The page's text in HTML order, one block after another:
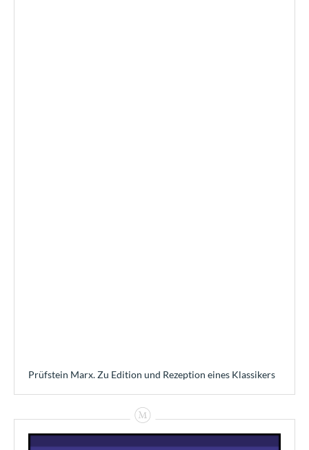
Prüfstein Marx. Zu Edition und Rezeption eines Klassikers